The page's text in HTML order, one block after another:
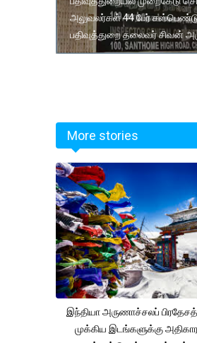
அலுவலர்கள் 44 பேர்
பதிவுத்துறை தலைவர் சிவன்
More stories
இந்தியா அருணாச்சலப்
முக்கிய இடங்களுக்கு